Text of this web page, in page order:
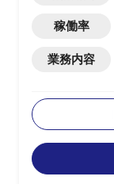
稼働率
業務内容